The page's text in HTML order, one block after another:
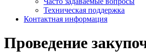
Техническая поддержка
Контактная информация
Проведение